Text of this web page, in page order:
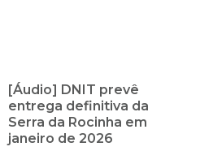
[Áudio] DNIT prevê
entrega definitiva da
Serra da Rocinha em
janeiro de 2026